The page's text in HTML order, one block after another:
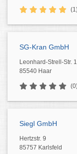
SG-Kran GmbH
Leonhard-Strell-Str.
85540 Haar
Siegl GmbH
Hertzstr. 9
85757 Karlsfeld